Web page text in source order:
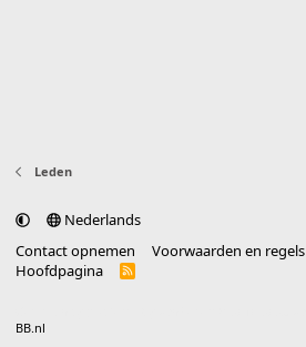
Leden
Nederlands
Contact opnemen
Voorwaarden en regels
Hoofdpagina
R
BB.nl